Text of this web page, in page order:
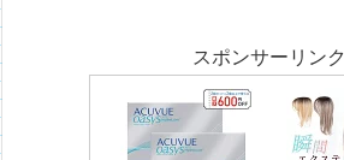
スポンサーリンク